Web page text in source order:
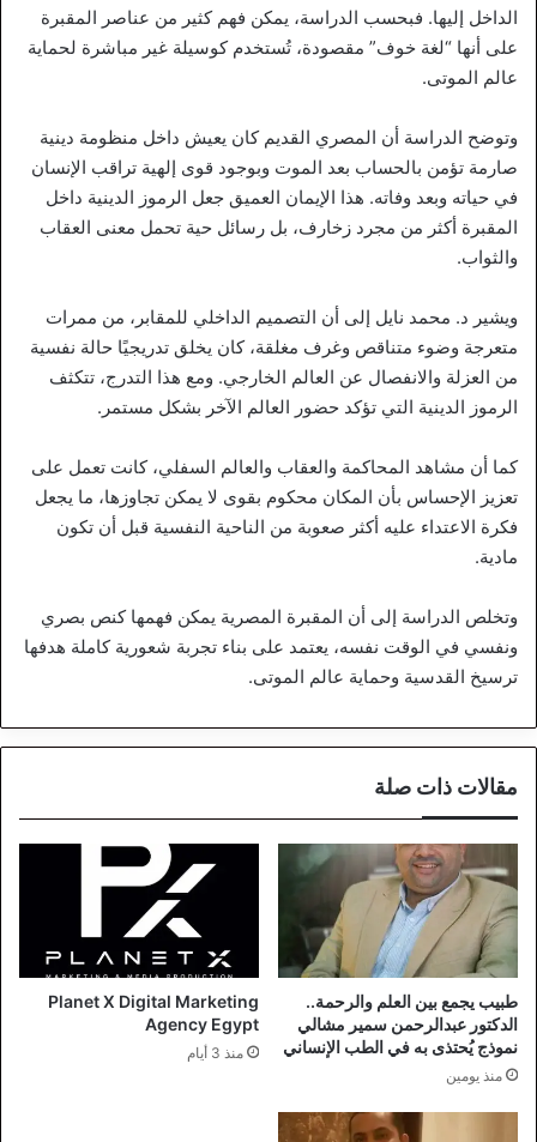
الداخل إليها. فبحسب الدراسة، يمكن فهم كثير من عناصر المقبرة
على أنها “لغة خوف” مقصودة، تُستخدم كوسيلة غير مباشرة لحماية
عالم الموتى.
وتوضح الدراسة أن المصري القديم كان يعيش داخل منظومة دينية
صارمة تؤمن بالحساب بعد الموت وبوجود قوى إلهية تراقب الإنسان
في حياته وبعد وفاته. هذا الإيمان العميق جعل الرموز الدينية داخل
المقبرة أكثر من مجرد زخارف، بل رسائل حية تحمل معنى العقاب
والثواب.
ويشير د. محمد نايل إلى أن التصميم الداخلي للمقابر، من ممرات
متعرجة وضوء متناقص وغرف مغلقة، كان يخلق تدريجيًا حالة نفسية
من العزلة والانفصال عن العالم الخارجي. ومع هذا التدرج، تتكثف
الرموز الدينية التي تؤكد حضور العالم الآخر بشكل مستمر.
كما أن مشاهد المحاكمة والعقاب والعالم السفلي، كانت تعمل على
تعزيز الإحساس بأن المكان محكوم بقوى لا يمكن تجاوزها، ما يجعل
فكرة الاعتداء عليه أكثر صعوبة من الناحية النفسية قبل أن تكون
مادية.
وتخلص الدراسة إلى أن المقبرة المصرية يمكن فهمها كنص بصري
ونفسي في الوقت نفسه، يعتمد على بناء تجربة شعورية كاملة هدفها
ترسيخ القدسية وحماية عالم الموتى.
مقالات ذات صلة
طبيب يجمع بين العلم والرحمة..
الدكتور عبدالرحمن سمير مشالي
نموذج يُحتذى به في الطب الإنساني
منذ يومين
Planet X Digital Marketing
Agency Egypt
منذ 3 أيام